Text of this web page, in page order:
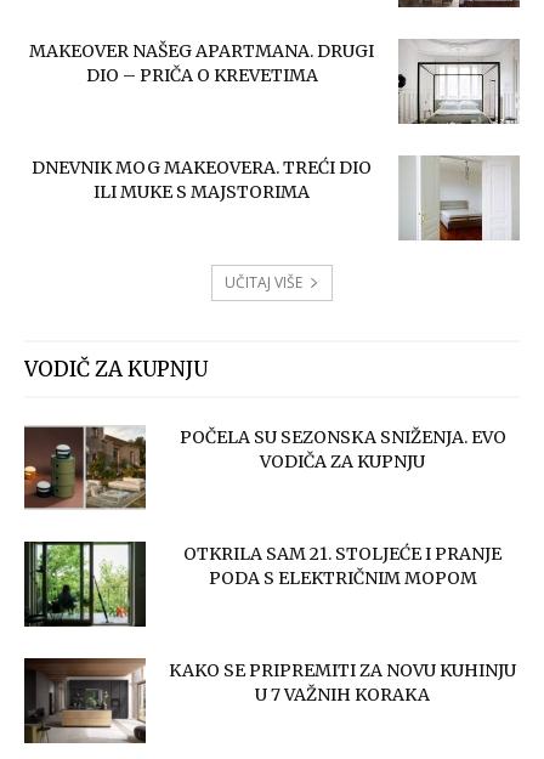
MAKEOVER NAŠEG APARTMANA. DRUGI
DIO – PRIČA O KREVETIMA
DNEVNIK MOG MAKEOVERA. TREĆI DIO
ILI MUKE S MAJSTORIMA
UČITAJ VIŠE
VODIČ ZA KUPNJU
POČELA SU SEZONSKA SNIŽENJA. EVO
VODIČA ZA KUPNJU
OTKRILA SAM 21. STOLJEĆE I PRANJE
PODA S ELEKTRIČNIM MOPOM
KAKO SE PRIPREMITI ZA NOVU KUHINJU
U 7 VAŽNIH KORAKA